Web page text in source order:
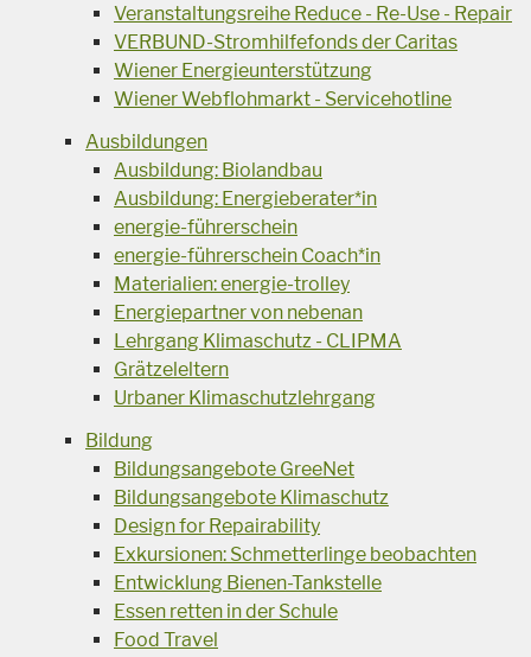
Veranstaltungsreihe Reduce - Re-Use - Repair
VERBUND-Stromhilfefonds der Caritas
Wiener Energieunterstützung
Wiener Webflohmarkt - Servicehotline
Ausbildungen
Ausbildung: Biolandbau
Ausbildung: Energieberater*in
energie-führerschein
energie-führerschein Coach*in
Materialien: energie-trolley
Energiepartner von nebenan
Lehrgang Klimaschutz - CLIPMA
Grätzeleltern
Urbaner Klimaschutzlehrgang
Bildung
Bildungsangebote GreeNet
Bildungsangebote Klimaschutz
Design for Repairability
Exkursionen: Schmetterlinge beobachten
Entwicklung Bienen-Tankstelle
Essen retten in der Schule
Food Travel